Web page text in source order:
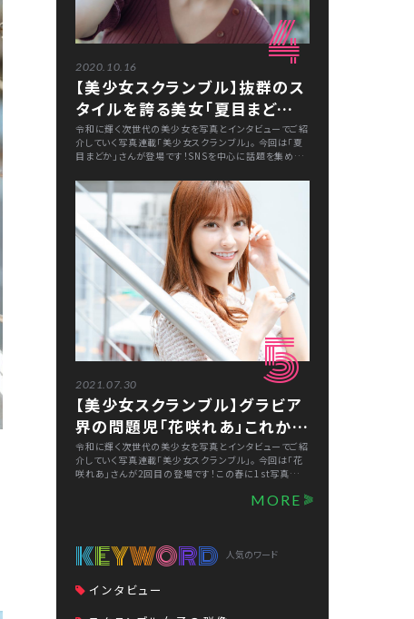
4
2020.10.16
【美少女スクランブル】抜群のス
タイルを誇る美女「夏目まどか」
は一点集中型！？
令和に輝く次世代の美少女を写真とインタビューでご紹
介していく写真連載「美少女スクランブル」。 今回は「夏
目まどか」さんが登場です！SNSを中心に話題を集め、コ
す！
5
2021.07.30
【美少女スクランブル】グラビア
界の問題児「花咲れあ」これから
も仕事の幅を広げていきたい
令和に輝く次世代の美少女を写真とインタビューでご紹
介していく写真連載「美少女スクランブル」。 今回は「花
咲れあ」さんが2回目の登場です！この春に1st写真集を
MORE
KEYWORD 人気のワード
インタビュー